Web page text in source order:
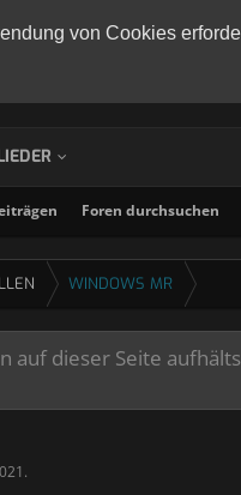
von Cookies
Foren durchsuchen
WINDOWS MR
dieser Seite
.